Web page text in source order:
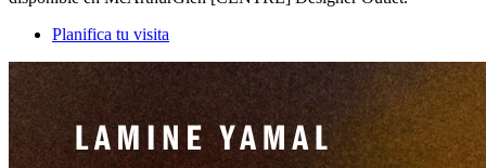
Planifica tu visita